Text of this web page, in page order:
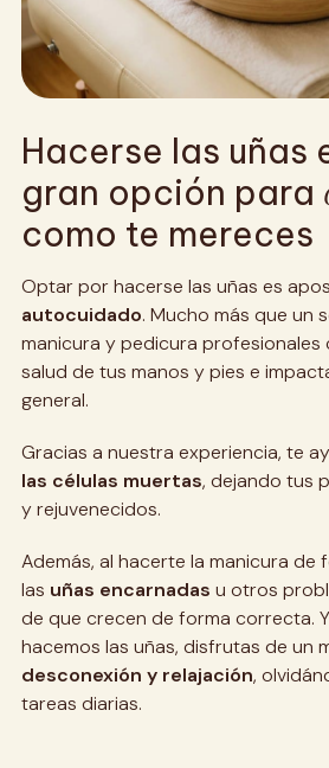
Hacerse las uñas
gran opción para
como te mereces
Optar por hacerse las uñas es
autocuidado. Mucho más que un
manicura y pedicura profesionales
salud de tus manos y pies e
general.
Gracias a nuestra experiencia, te
las células muertas, dejando tus
y rejuvenecidos.
Además, al hacerte la manicura de
las uñas encarnadas u otros
de que crecen de forma correcta.
hacemos las uñas, disfrutas de un
desconexión y relajación,
tareas diarias.